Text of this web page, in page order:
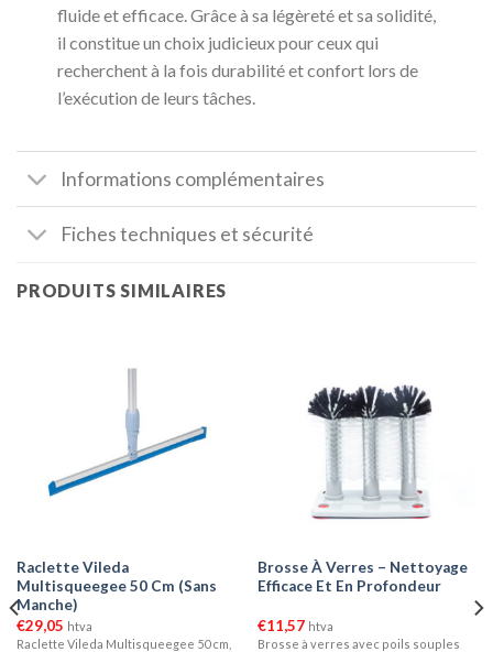
fluide et efficace. Grâce à sa légèreté et sa solidité,
il constitue un choix judicieux pour ceux qui
recherchent à la fois durabilité et confort lors de
l’exécution de leurs tâches.
Informations complémentaires
Fiches techniques et sécurité
PRODUITS SIMILAIRES
Raclette Vileda
Multisqueegee 50 Cm (Sans
Manche)
€29,05 htva
Raclette Vileda Multisqueegee 50 cm,
Brosse À Verres – Nettoyage
Efficace Et En Profondeur
€11,57 htva
Brosse à verres avec poils souples